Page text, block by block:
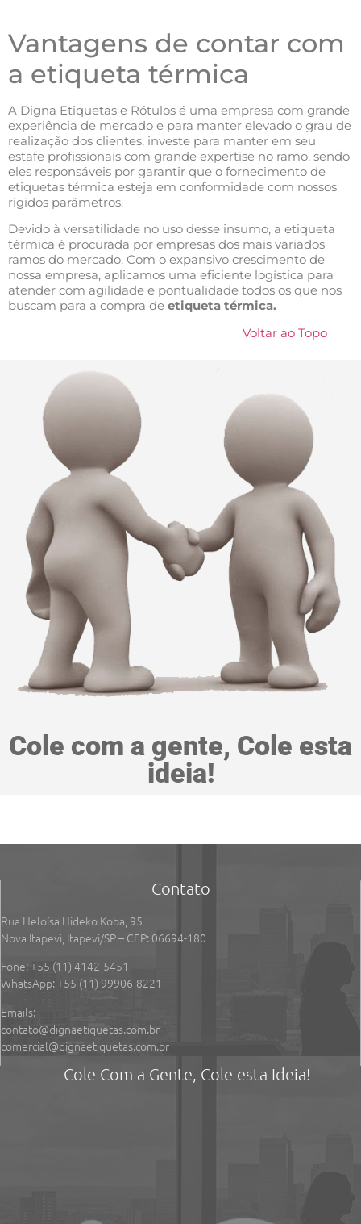
Vantagens de contar com
a etiqueta térmica
A Digna Etiquetas e Rótulos é uma empresa com grande
experiência de mercado e para manter elevado o grau de
realização dos clientes, investe para manter em seu
estafe profissionais com grande expertise no ramo, sendo
eles responsáveis por garantir que o fornecimento de
etiquetas térmica esteja em conformidade com nossos
rígidos parâmetros.
Devido à versatilidade no uso desse insumo, a etiqueta
térmica é procurada por empresas dos mais variados
ramos do mercado. Com o expansivo crescimento de
nossa empresa, aplicamos uma eficiente logística para
atender com agilidade e pontualidade todos os que nos
buscam para a compra de etiqueta térmica.
Voltar ao Topo
Cole com a gente, Cole esta
ideia!
Contato
Rua Heloísa Hideko Koba, 95
Nova Itapevi, Itapevi/SP – CEP: 06694-180
Fone: +55 (11) 4142-5451
WhatsApp: +55 (11) 99906-8221
Emails:
contato@dignaetiquetas.com.br
comercial@dignaetiquetas.com.br
Cole Com a Gente, Cole esta Ideia!